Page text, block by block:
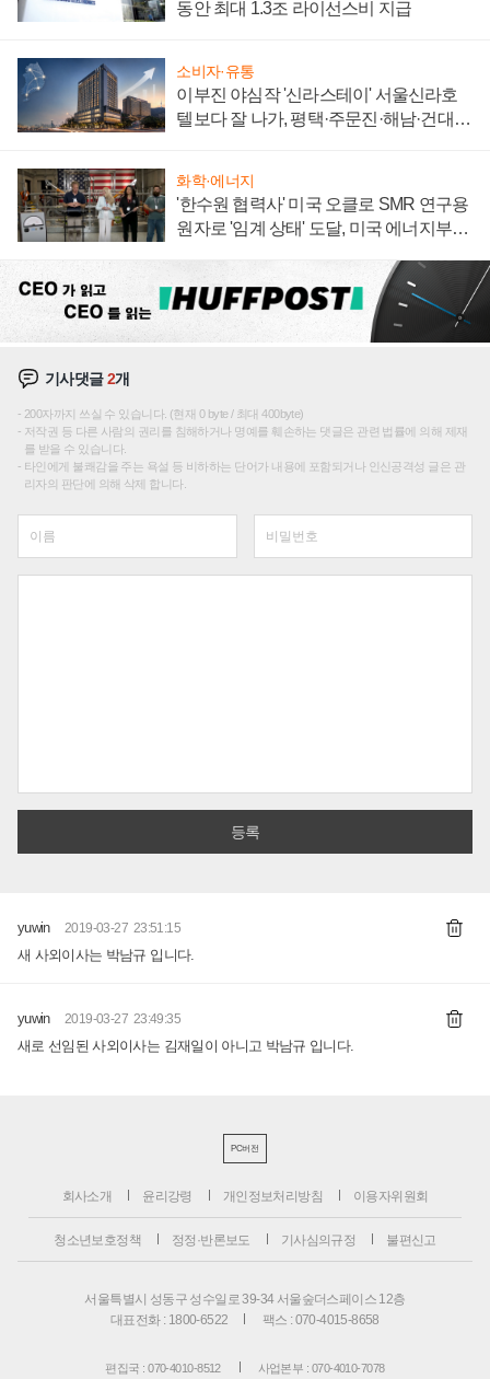
동안 최대 1.3조 라이선스비 지급
소비자·유통
이부진 야심작 '신라스테이' 서울신라호
텔보다 잘 나가, 평택·주문진·해남·건대로
화학·에너지
'한수원 협력사' 미국 오클로 SMR 연구용
원자로 '임계 상태' 도달, 미국 에너지부
기사댓글2개
200자까지 쓰실 수 있습니다. (현재 0 byte / 최대 400byte)
저작권 등 다른 사람의 권리를 침해하거나 명예를 훼손하는 댓글은 관련 법률에 의해 제재
를 받을 수 있습니다.
타인에게 불쾌감을 주는 욕설 등 비하하는 단어가 내용에 포함되거나 인신공격성 글은 관
리자의 판단에 의해 삭제 합니다.
yuwin 2019-03-27 23:51:15
새 사외이사는 박남규 입니다.
yuwin 2019-03-27 23:49:35
새로 선임된 사외이사는 김재일이 아니고 박남규 입니다.
PC버전
회사소개 윤리강령 개인정보처리방침 이용자위원회
청소년보호정책 정정·반론보도 기사심의규정 불편신고
서울특별시 성동구 성수일로 39-34 서울숲더스페이스 12층
대표전화 : 1800-6522
팩스 : 070-4015-8658
편집국 : 070-4010-8512 사업본부 : 070-4010-7078